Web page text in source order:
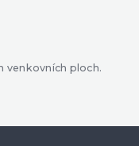
venkovních ploch.